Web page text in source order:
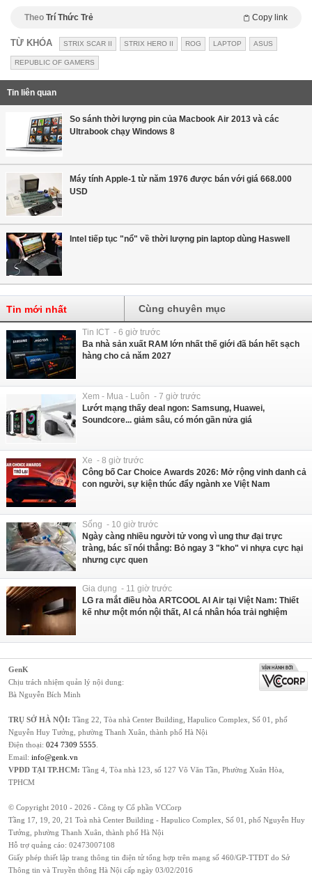
Theo Trí Thức Trẻ Copy link
TỪ KHÓA STRIX SCAR II STRIX HERO II ROG LAPTOP ASUS
REPUBLIC OF GAMERS
Tin liên quan
So sánh thời lượng pin của Macbook Air 2013 và các
Ultrabook chạy Windows 8
Máy tính Apple-1 từ năm 1976 được bán với giá 668.000
USD
Intel tiếp tục "nổ" về thời lượng pin laptop dùng Haswell
Tin mới nhất Cùng chuyên mục
Tin ICT - 6 giờ trước
Ba nhà sản xuất RAM lớn nhất thế giới đã bán hết sạch
hàng cho cả năm 2027
Xem - Mua - Luôn - 7 giờ trước
Lướt mạng thấy deal ngon: Samsung, Huawei,
Soundcore... giảm sâu, có món gần nửa giá
Xe - 8 giờ trước
Công bố Car Choice Awards 2026: Mở rộng vinh danh cả
con người, sự kiện thúc đẩy ngành xe Việt Nam
Sống - 10 giờ trước
Ngày càng nhiều người tử vong vì ung thư đại trực
tràng, bác sĩ nói thẳng: Bỏ ngay 3 "kho" vi nhựa cực hại
nhưng cực quen
Gia dụng - 11 giờ trước
LG ra mắt điều hòa ARTCOOL AI Air tại Việt Nam: Thiết
kế như một món nội thất, AI cá nhân hóa trải nghiệm
GenK
Chịu trách nhiệm quản lý nội dung:
Bà Nguyễn Bích Minh
TRỤ SỞ HÀ NỘI: Tầng 22, Tòa nhà Center Building, Hapulico Complex, Số 01, phố
Nguyễn Huy Tưởng, phường Thanh Xuân, thành phố Hà Nội
Điện thoại: 024 7309 5555
Email: info@genk.vn
VPĐD TẠI TP.HCM: Tầng 4, Tòa nhà 123, số 127 Võ Văn Tần, Phường Xuân Hòa,
TPHCM
© Copyright 2010 - 2026 - Công ty Cổ phần VCCorp
Tầng 17, 19, 20, 21 Toà nhà Center Building - Hapulico Complex, Số 01, phố Nguyễn Huy
Tưởng, phường Thanh Xuân, thành phố Hà Nội
Hỗ trợ quảng cáo: 02473007108
Giấy phép thiết lập trang thông tin điện tử tổng hợp trên mạng số 460/GP-TTĐT do Sở
Thông tin và Truyền thông Hà Nội cấp ngày 03/02/2016